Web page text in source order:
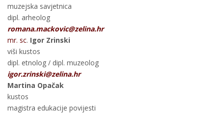
muzejska savjetnica
dipl. arheolog
romana.mackovic@zelina.hr
mr. sc. Igor Zrinski
viši kustos
dipl. etnolog / dipl. muzeolog
igor.zrinski@zelina.hr
Martina Opačak
kustos
magistra edukacije povijesti